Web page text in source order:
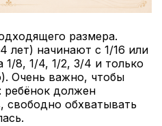
размера.
лет) начинают с 1/16 или
1/8, 1/4, 1/2, 3/4 и только
Очень важно, чтобы
ребёнок должен
свободно обхватывать